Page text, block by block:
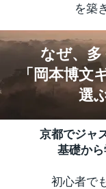
を築
なぜ、多
「岡本博文
選
京都でジャ
基礎から
初心者で